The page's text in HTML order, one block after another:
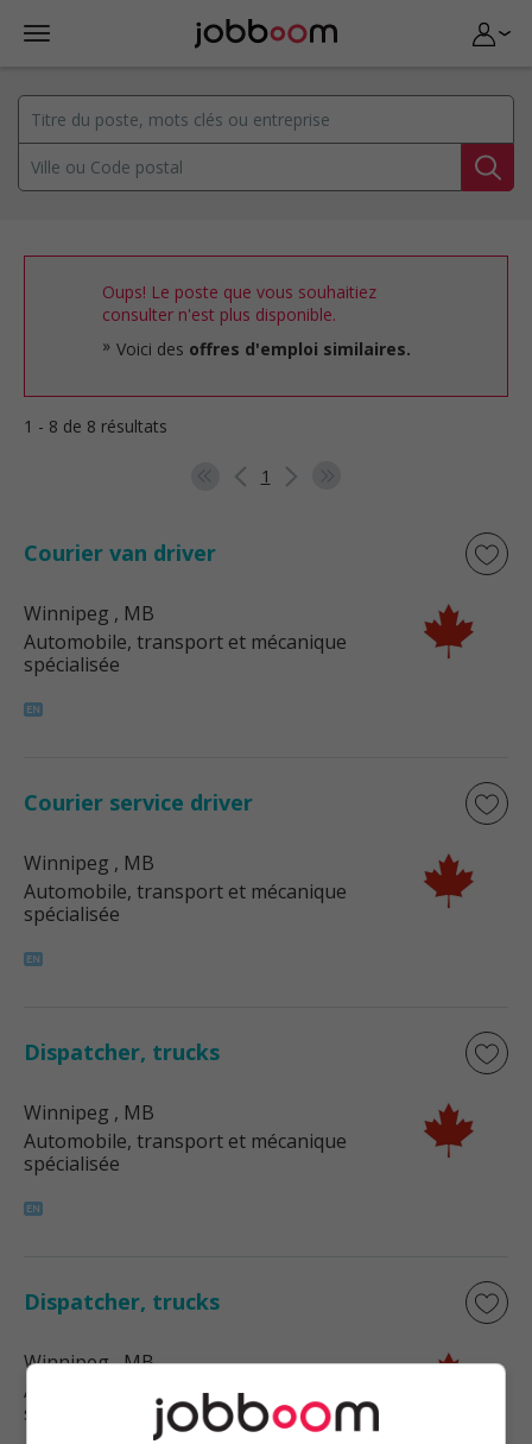
Oups! Le poste que vous souhaitiez
consulter n'est plus disponible.
Voici des offres d'emploi similaires.
1 - 8 de 8 résultats
1
Courier van driver
Winnipeg , MB
Automobile, transport et mécanique
spécialisée
Courier service driver
Winnipeg , MB
Automobile, transport et mécanique
spécialisée
Dispatcher, trucks
Winnipeg , MB
Automobile, transport et mécanique
spécialisée
Dispatcher, trucks
Winnipeg, MB
Automobile, transport et mécanique
spécialisée